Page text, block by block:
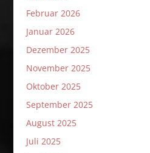
Februar 2026
Januar 2026
Dezember 2025
November 2025
Oktober 2025
September 2025
August 2025
Juli 2025